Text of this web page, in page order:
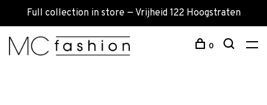
Full collection in store — Vrijheid 122 Hoogstraten
0